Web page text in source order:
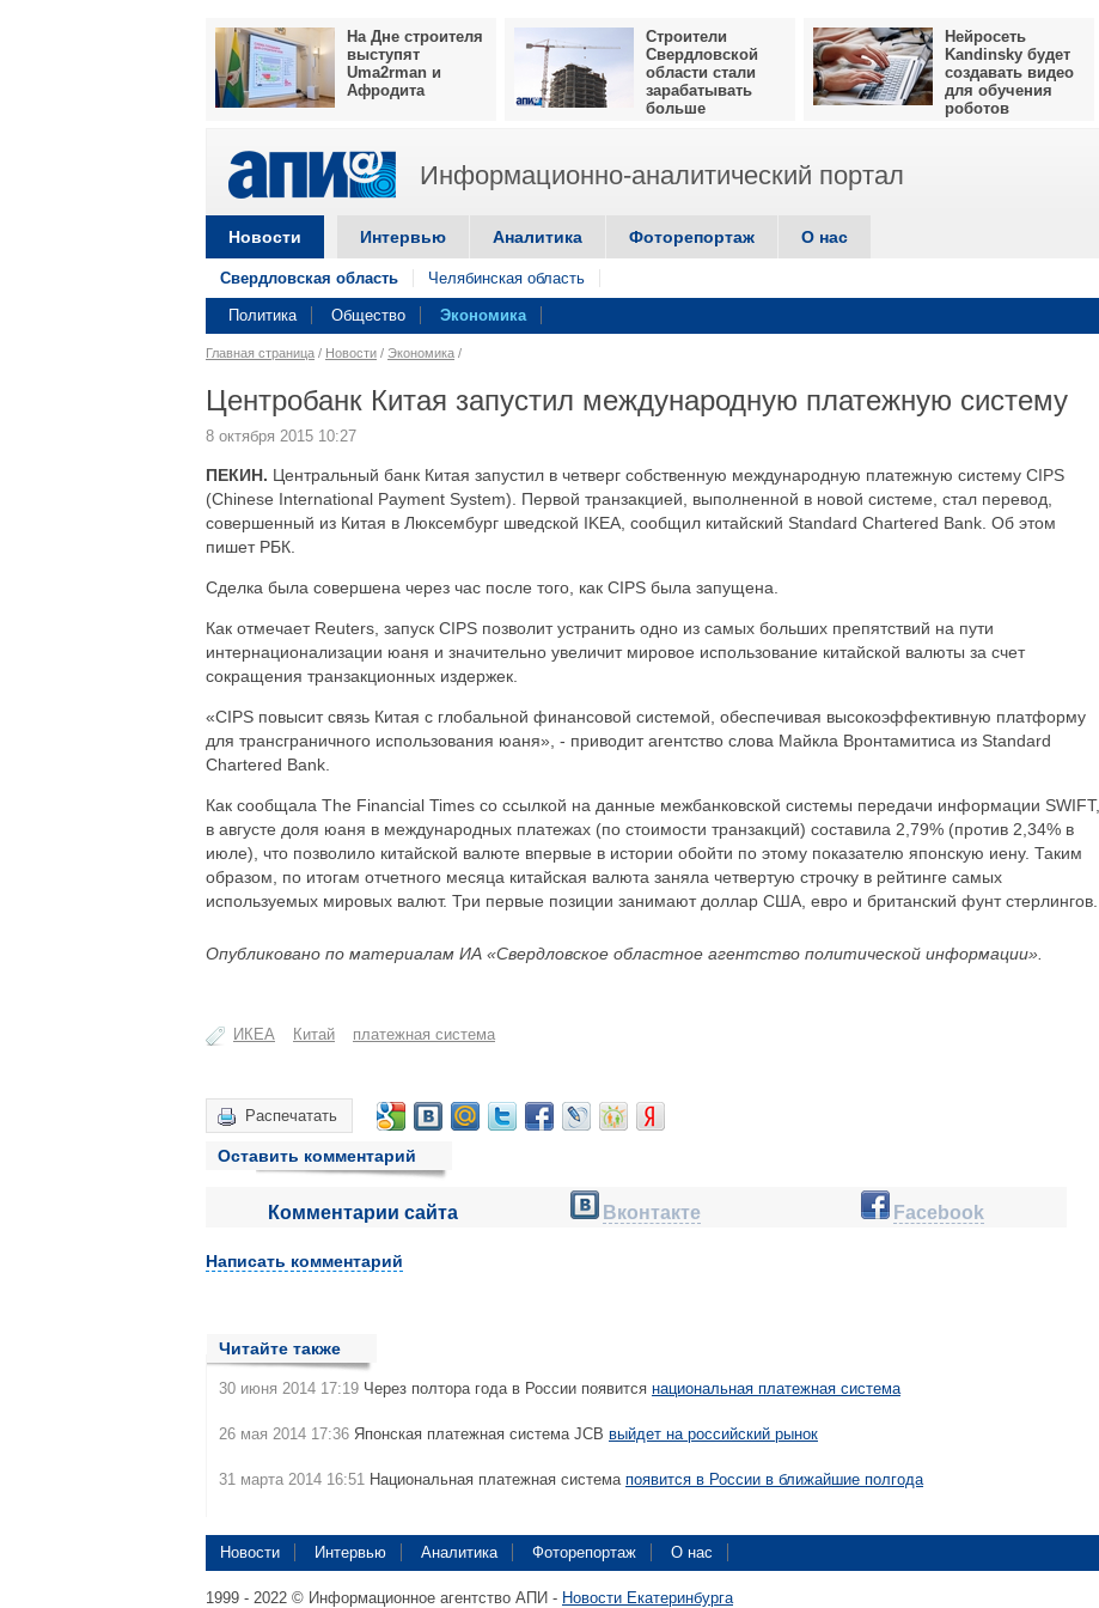
На Дне строителя
выступят
Uma2rman и
Афродита
Строители
Свердловской
области стали
зарабатывать
больше
Нейросеть
Kandinsky будет
создавать видео
для обучения
роботов
Информационно-аналитический портал
Новости Интервью Аналитика Фоторепортаж О нас
Свердловская область Челябинская область
Политика Общество Экономика
Главная страница / Новости / Экономика /
Центробанк Китая запустил международную платежную систему
8 октября 2015 10:27
ПЕКИН. Центральный банк Китая запустил в четверг собственную международную платежную систему CIPS
(Chinese International Payment System). Первой транзакцией, выполненной в новой системе, стал перевод,
совершенный из Китая в Люксембург шведской IKEA, сообщил китайский Standard Chartered Bank. Об этом
пишет РБК.
Сделка была совершена через час после того, как CIPS была запущена.
Как отмечает Reuters, запуск CIPS позволит устранить одно из самых больших препятствий на пути
интернационализации юаня и значительно увеличит мировое использование китайской валюты за счет
сокращения транзакционных издержек.
«CIPS повысит связь Китая с глобальной финансовой системой, обеспечивая высокоэффективную платформу
для трансграничного использования юаня», - приводит агентство слова Майкла Вронтамитиса из Standard
Chartered Bank.
Как сообщала The Financial Times со ссылкой на данные межбанковской системы передачи информации SWIFT,
в августе доля юаня в международных платежах (по стоимости транзакций) составила 2,79% (против 2,34% в
июле), что позволило китайской валюте впервые в истории обойти по этому показателю японскую иену. Таким
образом, по итогам отчетного месяца китайская валюта заняла четвертую строчку в рейтинге самых
используемых мировых валют. Три первые позиции занимают доллар США, евро и британский фунт стерлингов.
Опубликовано по материалам ИА «Свердловское областное агентство политической информации».
ИКЕА Китай платежная система
Распечатать
Оставить комментарий
Комментарии сайта Вконтакте Facebook
Написать комментарий
Читайте также
30 июня 2014 17:19 Через полтора года в России появится национальная платежная система
26 мая 2014 17:36 Японская платежная система JCB выйдет на российский рынок
31 марта 2014 16:51 Национальная платежная система появится в России в ближайшие полгода
Новости Интервью Аналитика Фоторепортаж О нас
1999 - 2022 © Информационное агентство АПИ - Новости Екатеринбурга